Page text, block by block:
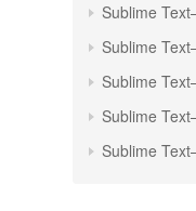
Sublime
Sublime
Sublime
Sublime
Sublime